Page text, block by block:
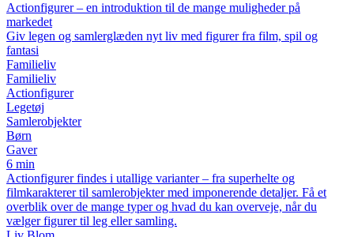
Actionfigurer – en introduktion til de mange muligheder på
markedet
Giv legen og samlerglæden nyt liv med figurer fra film, spil og
fantasi
Familieliv
Familieliv
Actionfigurer
Legetøj
Samlerobjekter
Børn
Gaver
6 min
Actionfigurer findes i utallige varianter – fra superhelte og
filmkarakterer til samlerobjekter med imponerende detaljer. Få et
overblik over de mange typer og hvad du kan overveje, når du
vælger figurer til leg eller samling.